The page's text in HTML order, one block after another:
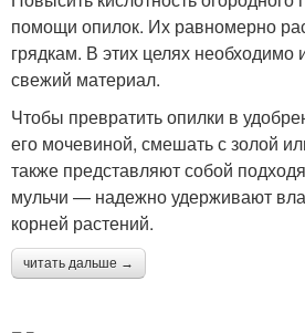
помощи опилок. Их равномерно
грядкам. В этих целях необходимо
свежий материал.
Чтобы превратить опилки в
его мочевиной, смешать с золой
также представляют собой
мульчи — надежно удерживают
корней растений.
читать дальше →